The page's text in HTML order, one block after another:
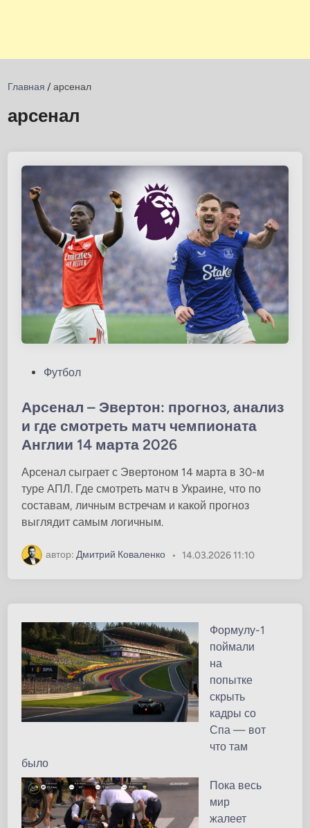
Главная /арсенал
арсенал
у
б
л
к
о
в
а
о
Футбол
Арсенал – Эвертон: прогноз, анализ
и где смотреть матч чемпионата
Англии 14 марта 2026
Арсенал сыграет с Эвертоном 14 марта в 30-м
туре АПЛ. Где смотреть матч в Украине, что по
составам, личным встречам и какой прогноз
выглядит самым логичным.
автор:Дмитрий Коваленко • 14.03.2026 11:10
Формулу-1
поймали
на
попытке
скрыть
кадры со
Спа — вот
что там
было
Пока весь
мир
жалеет